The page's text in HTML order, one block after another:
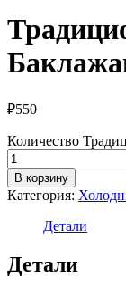
₽550
Количество
В корзину
Категория:
Детали
Детали